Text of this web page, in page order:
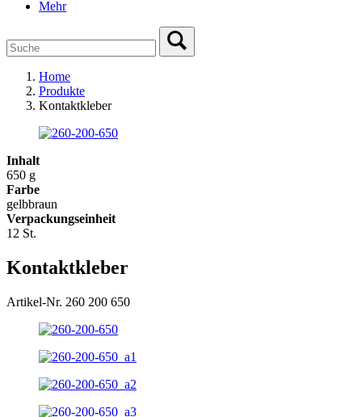
Mehr
Home
Produkte
Kontaktkleber
Inhalt
650 g
Farbe
gelbbraun
Verpackungseinheit
12 St.
Kontaktkleber
Artikel-Nr. 260 200 650